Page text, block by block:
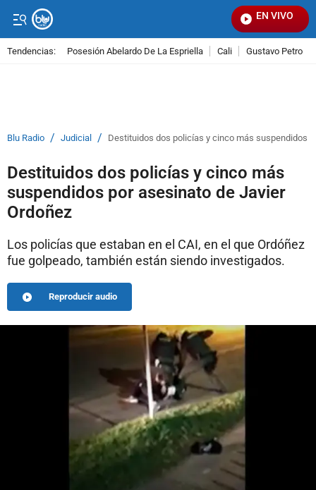
EN VIVO
Tendencias: Posesión Abelardo De La Espriella Cali Gustavo Petro
Blu Radio / Judicial / Destituidos dos policías y cinco más suspendidos
Destituidos dos policías y cinco más
suspendidos por asesinato de Javier
Ordoñez
Los policías que estaban en el CAI, en el que Ordóñez
fue golpeado, también están siendo investigados.
Reproducir audio